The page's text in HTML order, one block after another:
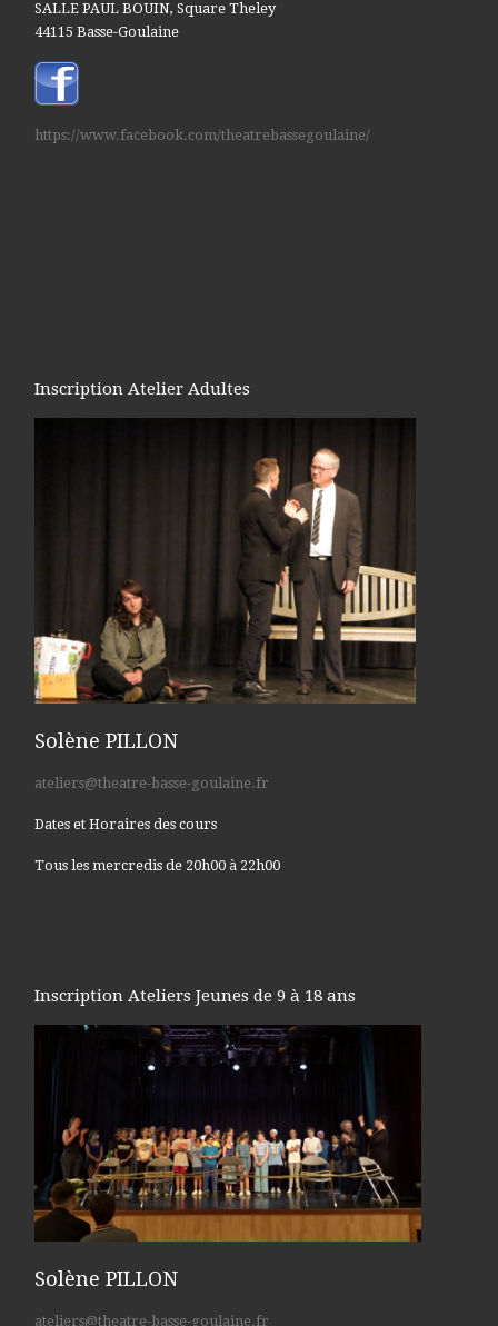
SALLE PAUL BOUIN, Square Theley
44115 Basse-Goulaine
https://www.facebook.com/theatrebassegoulaine/
Inscription Atelier Adultes
Solène PILLON
ateliers@theatre-basse-goulaine.fr
Dates et Horaires des cours
Tous les mercredis de 20h00 à 22h00
Inscription Ateliers Jeunes de 9 à 18 ans
Solène PILLON
ateliers@theatre-basse-goulaine.fr